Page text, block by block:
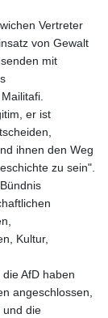
Vertreter
von Gewalt
mit
er ist
ihnen den Weg
zu sein".
Kultur,
AfD haben
angeschlossen,
und die